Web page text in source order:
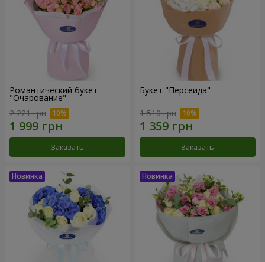
Романтический букет
"Очарование"
2 221 грн
Заказать
Букет "Персеида"
1 510 грн
Заказать